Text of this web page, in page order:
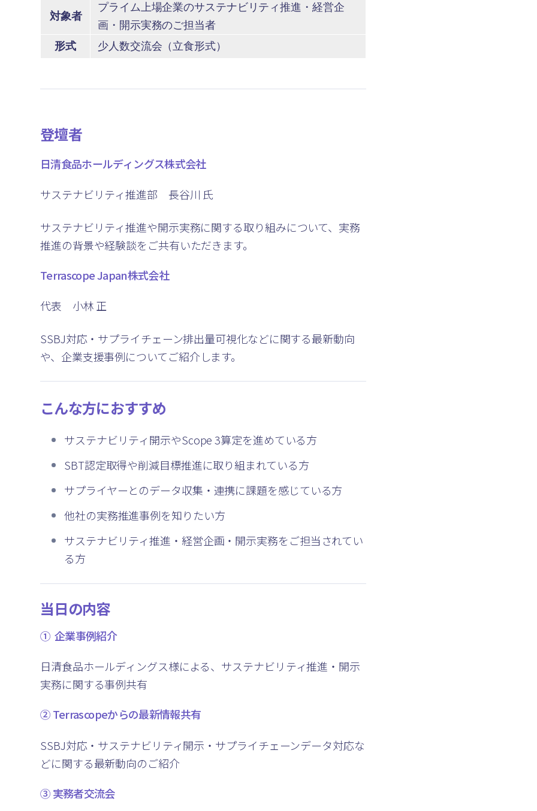
対象者
プライム上場企業のサステナビリティ推進・経営企
画・開示実務のご担当者
形式
少人数交流会（立食形式）
登壇者
日清食品ホールディングス株式会社
サステナビリティ推進部 長谷川 氏
サステナビリティ推進や開示実務に関する取り組みについて、実務
推進の背景や経験談をご共有いただきます。
Terrascope Japan株式会社
代表 小林 正
SSBJ対応・サプライチェーン排出量可視化などに関する最新動向
や、 企業支援事例についてご紹介します。
こんな方におすすめ
サステナビリティ開示やScope 3算定を進めている方
SBT認定取得や削減目標推進に取り組まれている方
サプライヤーとのデータ収集・連携に課題を感じている方
他社の実務推進事例を知りたい方
サステナビリティ推進・経営企画・開示実務をご担当されてい
る方
当日の内容
① 企業事例紹介
日清食品ホールディングス様による、サステナビリティ推進・開示
実務に関する事例共有
②Terrascopeからの最新情報共有
SSBJ対応・サステナビリティ開示・サプライチェーンデータ対応な
どに関する最新動向のご紹介
③ 実務者交流会